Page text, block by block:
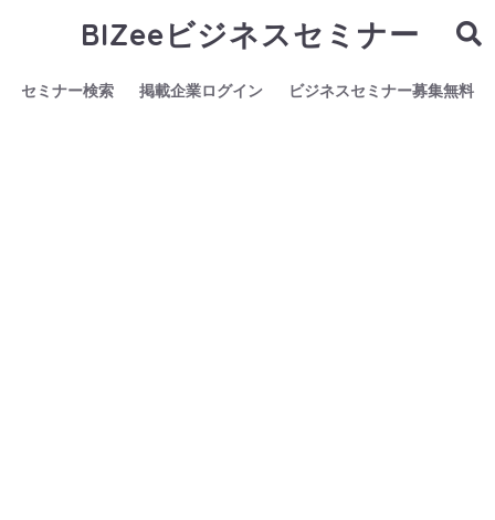
BIZeeビジネスセミナー
セミナー検索 掲載企業ログイン ビジネスセミナー募集無料